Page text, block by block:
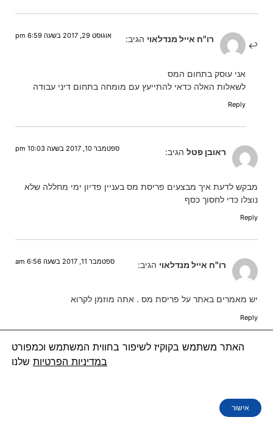
רו"ח אייל מנדלאוי הגיב: אוגוסט 29, 2017 בשעה 6:59 pm
אני עוסק בתחום המס
לשאלות האלה כדאי להתייעץ עם מומחה בתחום דיני עבודה
Reply
ראובן פטל הגיב: ספטמבר 10, 2017 בשעה 10:03 pm
מבקש לדעת איך מבצעים פריסת מס בעניין פדיון ימי מחללה שלא
נוצלו כדי לחסוך כסף
Reply
רו"ח אייל מנדלאוי הגיב: ספטמבר 11, 2017 בשעה 6:56 am
יש מאמרים באתר על פריסת מס . אתה מוזמן לקרוא
Reply
ספטמבר 24, 2017 בשעה 10:29 am
האם פדיון ימי מחלה בפרישה ממשרד החינוך דורש תשלום מס או
יש פטור? ואם יש פטור איך משיגים אותו?
האתר משתמש בקוקיז לשיפור בחווית המשתמש וכמפורט
במדיניות הפרטיות שלנו
אישור